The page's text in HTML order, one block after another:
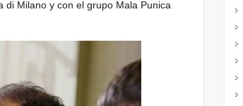
di Milano y con el grupo Mala Punica